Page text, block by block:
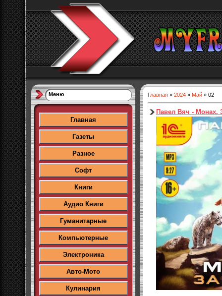
Меню
Главная
Газеты
Разное
Софт
Книги
Аудио Книги
Гуманитарные
Компьютерные
Электроника
Авто-Мото
Кулинария
Главная » 2024 » Май » 02
Павел Вяч - Монах.